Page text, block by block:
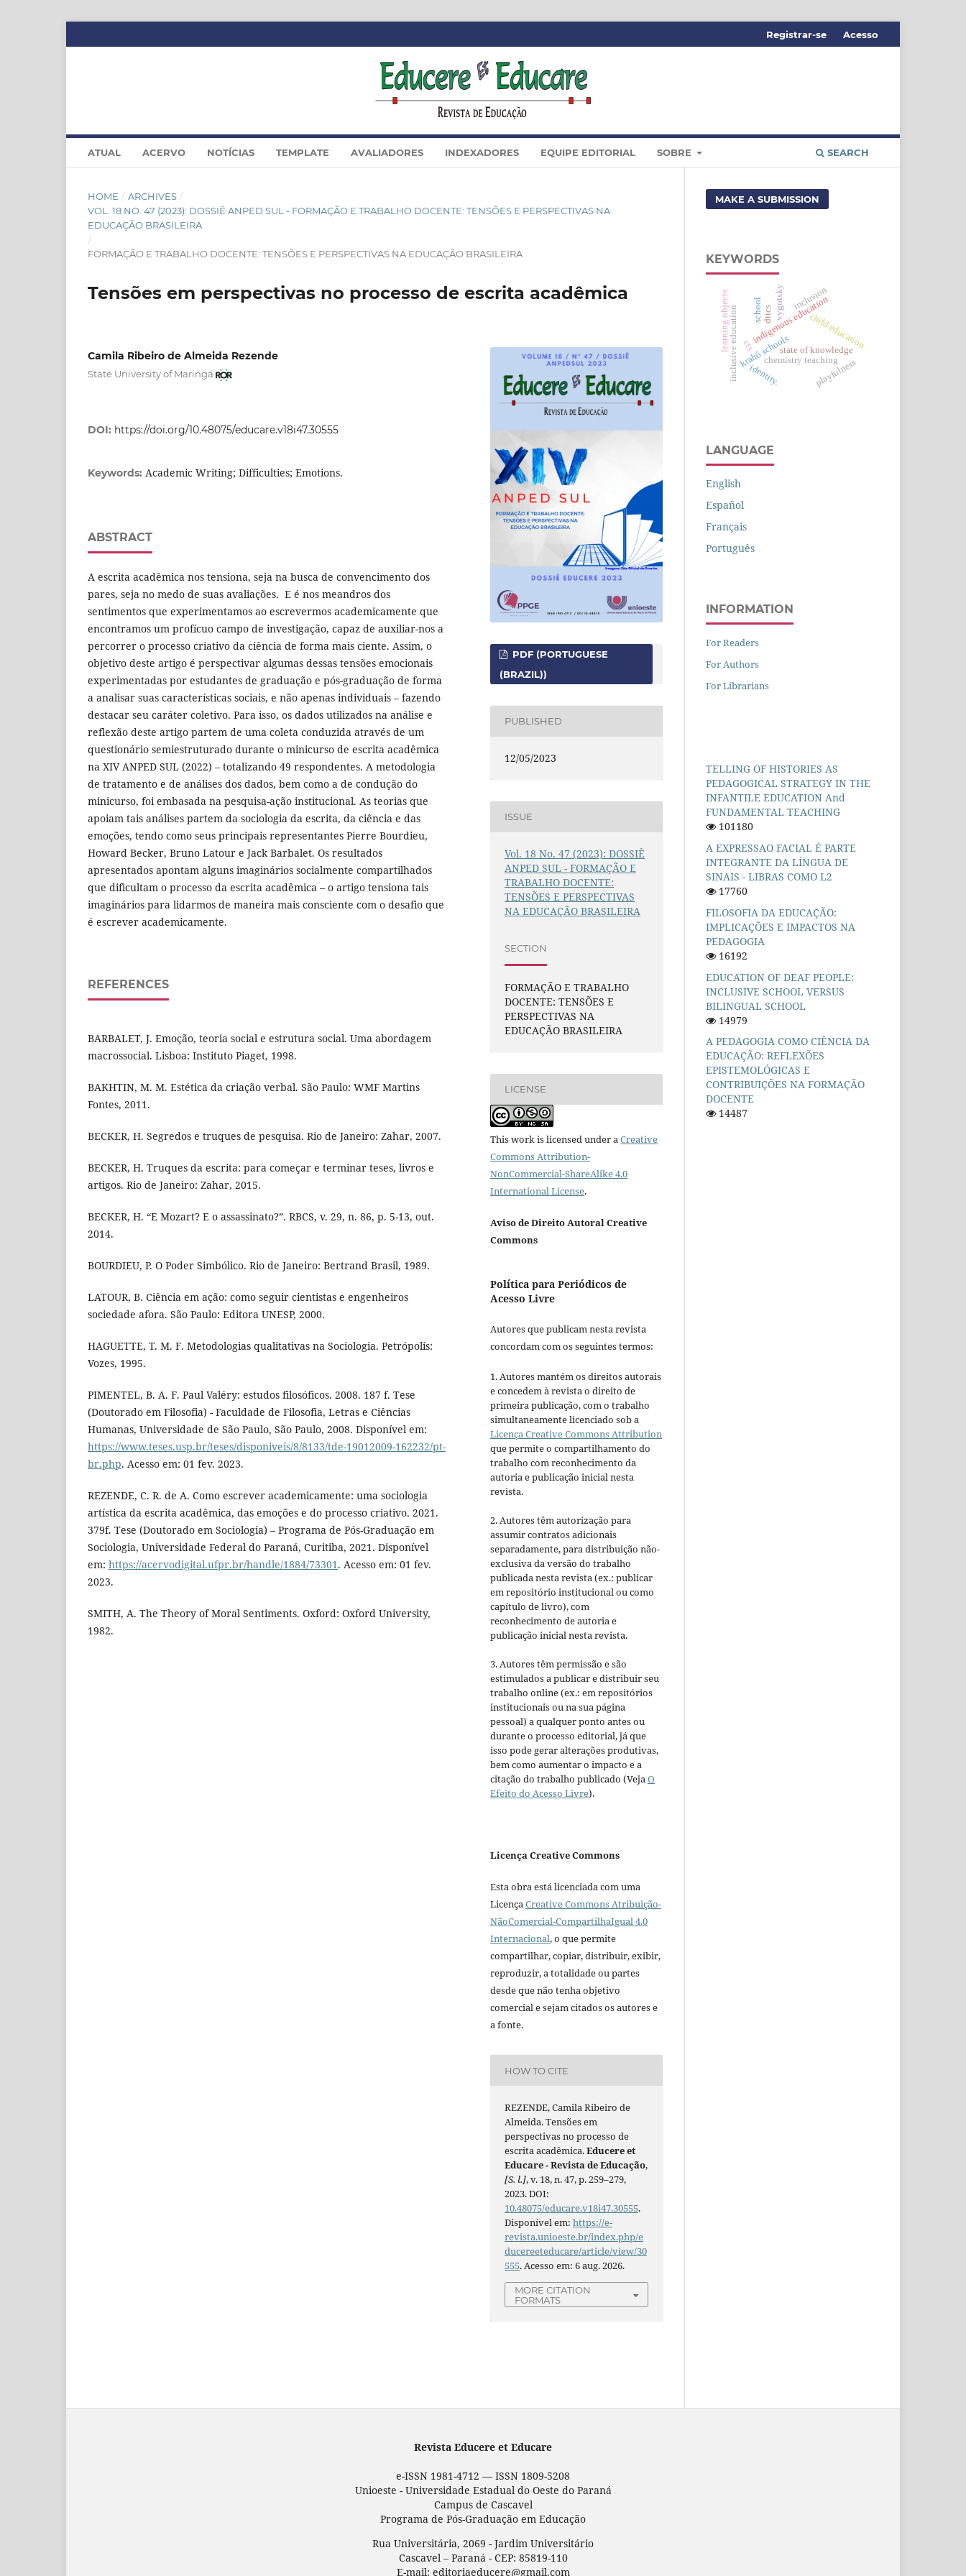
ATUAL ACERVO NOTÍCIAS TEMPLATE AVALIADORES INDEXADORES EQUIPE EDITORIAL SOBRE SEARCH
Registrar-se Acesso
HOME / ARCHIVES /
VOL. 18 NO. 47 (2023): DOSSIÊ ANPED SUL - FORMAÇÃO E TRABALHO DOCENTE: TENSÕES E PERSPECTIVAS NA
EDUCAÇÃO BRASILEIRA
/
FORMAÇÃO E TRABALHO DOCENTE: TENSÕES E PERSPECTIVAS NA EDUCAÇÃO BRASILEIRA
Tensões em perspectivas no processo de escrita acadêmica
Camila Ribeiro de Almeida Rezende
State University of Maringá
DOI: https://doi.org/10.48075/educare.v18i47.30555
Keywords: Academic Writing; Difficulties; Emotions.
ABSTRACT
A escrita acadêmica nos tensiona, seja na busca de convencimento dos
pares, seja no medo de suas avaliações. E é nos meandros dos
sentimentos que experimentamos ao escrevermos academicamente que
encontramos um profícuo campo de investigação, capaz de auxiliar-nos a
percorrer o processo criativo da ciência de forma mais ciente. Assim, o
objetivo deste artigo é perspectivar algumas dessas tensões emocionais
experimentadas por estudantes de graduação e pós-graduação de forma
a analisar suas características sociais, e não apenas individuais – fazendo
destacar seu caráter coletivo. Para isso, os dados utilizados na análise e
reflexão deste artigo partem de uma coleta conduzida através de um
questionário semiestruturado durante o minicurso de escrita acadêmica
na XIV ANPED SUL (2022) – totalizando 49 respondentes. A metodologia
de tratamento e de análises dos dados, bem como a de condução do
minicurso, foi embasada na pesquisa-ação institucional. As teorias que
apoiam tais análises partem da sociologia da escrita, da ciência e das
emoções, tendo como seus principais representantes Pierre Bourdieu,
Howard Becker, Bruno Latour e Jack Barbalet. Os resultados
apresentados apontam alguns imaginários socialmente compartilhados
que dificultam o processo da escrita acadêmica – o artigo tensiona tais
imaginários para lidarmos de maneira mais consciente com o desafio que
é escrever academicamente.
REFERENCES
BARBALET, J. Emoção, teoria social e estrutura social. Uma abordagem
macrossocial. Lisboa: Instituto Piaget, 1998.
BAKHTIN, M. M. Estética da criação verbal. São Paulo: WMF Martins
Fontes, 2011.
BECKER, H. Segredos e truques de pesquisa. Rio de Janeiro: Zahar, 2007.
BECKER, H. Truques da escrita: para começar e terminar teses, livros e
artigos. Rio de Janeiro: Zahar, 2015.
BECKER, H. “E Mozart? E o assassinato?”. RBCS, v. 29, n. 86, p. 5-13, out.
2014.
BOURDIEU, P. O Poder Simbólico. Rio de Janeiro: Bertrand Brasil, 1989.
LATOUR, B. Ciência em ação: como seguir cientistas e engenheiros
sociedade afora. São Paulo: Editora UNESP, 2000.
HAGUETTE, T. M. F. Metodologias qualitativas na Sociologia. Petrópolis:
Vozes, 1995.
PIMENTEL, B. A. F. Paul Valéry: estudos filosóficos. 2008. 187 f. Tese
(Doutorado em Filosofia) - Faculdade de Filosofia, Letras e Ciências
Humanas, Universidade de São Paulo, São Paulo, 2008. Disponível em:
https://www.teses.usp.br/teses/disponiveis/8/8133/tde-19012009-162232/pt-
br.php. Acesso em: 01 fev. 2023.
REZENDE, C. R. de A. Como escrever academicamente: uma sociologia
artística da escrita acadêmica, das emoções e do processo criativo. 2021.
379f. Tese (Doutorado em Sociologia) – Programa de Pós-Graduação em
Sociologia, Universidade Federal do Paraná, Curitiba, 2021. Disponível
em: https://acervodigital.ufpr.br/handle/1884/73301 . Acesso em: 01 fev.
2023.
SMITH, A. The Theory of Moral Sentiments. Oxford: Oxford University,
1982.
PDF (PORTUGUESE
(BRAZIL))
PUBLISHED
12/05/2023
ISSUE
Vol. 18 No. 47 (2023): DOSSIÊ
ANPED SUL - FORMAÇÃO E
TRABALHO DOCENTE:
TENSÕES E PERSPECTIVAS
NA EDUCAÇÃO BRASILEIRA
SECTION
FORMAÇÃO E TRABALHO
DOCENTE: TENSÕES E
PERSPECTIVAS NA
EDUCAÇÃO BRASILEIRA
LICENSE
This work is licensed under aCreative
Commons Attribution-
NonCommercial-ShareAlike 4.0
International License.
Aviso de Direito Autoral Creative
Commons
Política para Periódicos de
Acesso Livre
Autores que publicam nesta revista
concordam com os seguintes termos:
1. Autores mantém os direitos autorais
e concedem à revista o direito de
primeira publicação, com o trabalho
simultaneamente licenciado sob a
Licença Creative Commons Attribution
que permite o compartilhamento do
trabalho com reconhecimento da
autoria e publicação inicial nesta
revista.
2. Autores têm autorização para
assumir contratos adicionais
separadamente, para distribuição não-
exclusiva da versão do trabalho
publicada nesta revista (ex.: publicar
em repositório institucional ou como
capítulo de livro), com
reconhecimento de autoria e
publicação inicial nesta revista.
3. Autores têm permissão e são
estimulados a publicar e distribuir seu
trabalho online (ex.: em repositórios
institucionais ou na sua página
pessoal) a qualquer ponto antes ou
durante o processo editorial, já que
isso pode gerar alterações produtivas,
bem como aumentar o impacto e a
citação do trabalho publicado (VejaO
Efeito do Acesso Livre).
Licença Creative Commons
Esta obra está licenciada com uma
LicençaCreative Commons Atribuição-
NãoComercial-CompartilhaIgual 4.0
Internacional, o que permite
compartilhar, copiar, distribuir, exibir,
reproduzir, a totalidade ou partes
desde que não tenha objetivo
comercial e sejam citados os autores e
a fonte.
HOW TO CITE
REZENDE, Camila Ribeiro de
Almeida. Tensões em
perspectivas no processo de
escrita acadêmica.Educere et
Educare - Revista de Educação,
[S. l.], v. 18, n. 47, p. 259–279,
2023. DOI:
10.48075/educare.v18i47.30555.
Disponível em:https://e-
revista.unioeste.br/index.php/e
ducereeteducare/article/view/30
555. Acesso em: 6 aug. 2026.
MORE CITATION
FORMATS
MAKE A SUBMISSION
KEYWORDS
indigenous education
krahô schools
identity.
state of knowledge
school
child education
chemistry teaching
vygotsky
cts
inclusion
playfulness
inclusive education
learning objects dtics
LANGUAGE
English
Español
Français
Português
INFORMATION
For Readers
For Authors
For Librarians
TELLING OF HISTORIES AS
PEDAGOGICAL STRATEGY IN THE
INFANTILE EDUCATION And
FUNDAMENTAL TEACHING
101180
A EXPRESSAO FACIAL É PARTE
INTEGRANTE DA LÍNGUA DE
SINAIS - LIBRAS COMO L2
17760
FILOSOFIA DA EDUCAÇÃO:
IMPLICAÇÕES E IMPACTOS NA
PEDAGOGIA
16192
EDUCATION OF DEAF PEOPLE:
INCLUSIVE SCHOOL VERSUS
BILINGUAL SCHOOL
14979
A PEDAGOGIA COMO CIÊNCIA DA
EDUCAÇÃO: REFLEXÕES
EPISTEMOLÓGICAS E
CONTRIBUIÇÕES NA FORMAÇÃO
DOCENTE
14487
Revista Educere et Educare
e-ISSN 1981-4712 — ISSN 1809-5208
Unioeste - Universidade Estadual do Oeste do Paraná
Campus de Cascavel
Programa de Pós-Graduação em Educação
Rua Universitária, 2069 - Jardim Universitário
Cascavel – Paraná - CEP: 85819-110
E-mail: editoriaeducere@gmail.com